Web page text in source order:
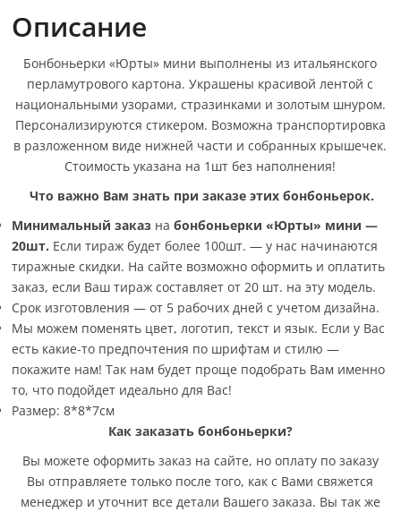
Описание
Бонбоньерки «Юрты» мини выполнены из итальянского
перламутрового картона. Украшены красивой лентой с
национальными узорами, стразинками и золотым шнуром.
Персонализируются стикером. Возможна транспортировка
в разложенном виде нижней части и собранных крышечек.
Стоимость указана на 1шт без наполнения!
Что важно Вам знать при заказе этих бонбоньерок.
Минимальный заказ набонбоньерки «Юрты» мини —
20шт. Если тираж будет более 100шт. — у нас начинаются
тиражные скидки. На сайте возможно оформить и оплатить
заказ, если Ваш тираж составляет от 20 шт. на эту модель.
Срок изготовления — от 5 рабочих дней с учетом дизайна.
Мы можем поменять цвет, логотип, текст и язык. Если у Вас
есть какие-то предпочтения по шрифтам и стилю —
покажите нам! Так нам будет проще подобрать Вам именно
то, что подойдет идеально для Вас!
Размер: 8*8*7см
Как заказать бонбоньерки?
Вы можете оформить заказ на сайте, но оплату по заказу
Вы отправляете только после того, как с Вами свяжется
менеджер и уточнит все детали Вашего заказа. Вы так же